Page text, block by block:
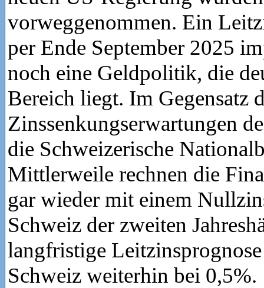
vorweggenommen. Ein
per Ende September 2025
noch eine Geldpolitik, die
Bereich liegt. Im Gegensatz
Zinssenkungserwartungen
die Schweizerische
Mittlerweile rechnen die
gar wieder mit einem
Schweiz der zweiten
langfristige
Schweiz weiterhin bei 0,5%.